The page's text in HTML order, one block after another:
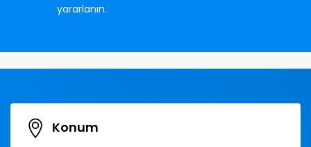
yararlanın.
Konum